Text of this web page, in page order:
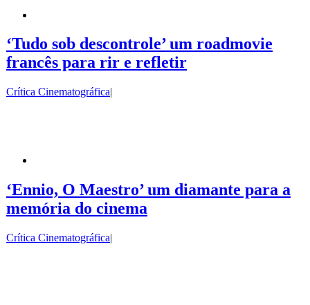
‘Tudo sob descontrole’ um roadmovie
francês para rir e refletir
Crítica Cinematográfica|
‘Ennio, O Maestro’ um diamante para a
memória do cinema
Crítica Cinematográfica|